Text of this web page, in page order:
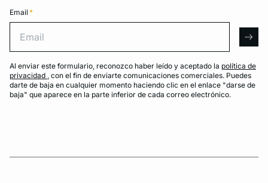
Email *
Al enviar este formulario, reconozco haber leído y aceptado la política de
privacidad , con el fin de enviarte comunicaciones comerciales. Puedes
darte de baja en cualquier momento haciendo clic en el enlace "darse de
baja" que aparece en la parte inferior de cada correo electrónico.